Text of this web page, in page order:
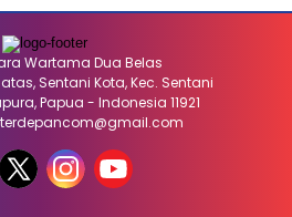
Wartama Dua Belas
Sentani Kota, Kec. Sentani
Papua - Indonesia 11921